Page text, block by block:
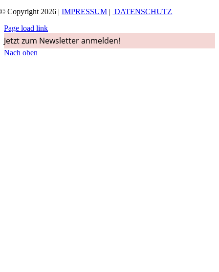
© Copyright 2026 |IMPRESSUM | DATENSCHUTZ
Page load link
Jetzt zum Newsletter anmelden!
Nach oben